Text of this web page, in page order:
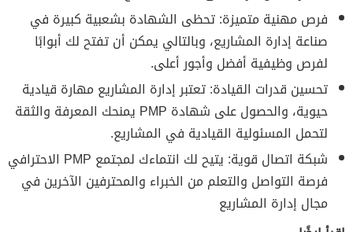
فرص مهنية متميزة: تحظى الشهادة بشعبية كبيرة في
صناعة إدارة المشاريع، وبالتالي يمكن أن تفتح لك أبوابًا
لفرص وظيفية أفضل وأجور أعلى.
تحسين قدرات القيادة: تعتبر إدارة المشاريع مهارة قيادية
حيوية، والحصول على شهادة PMP يمنحك المعرفة والثقة
لتحمل المسئولية القيادية في المشاريع.
شبكة اتصال قوية: يتيح لك انتماءك لمجتمع PMP الاحترافي
فرصة التواصل والتعلم من الخبراء والمحترفين الآخرين في
مجال إدارة المشاريع